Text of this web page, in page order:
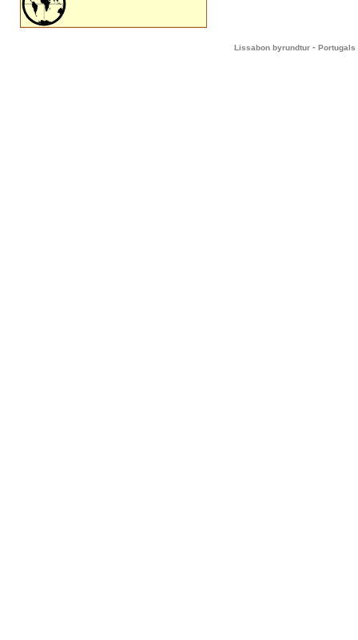
Lissabon byrundtur - Portugals